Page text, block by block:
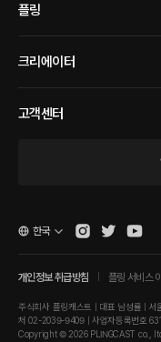
플링
크리에이터
고객센터
개인정보 취급방침 플링 서비스
주식회사 플링캐스트 | 대표 남성률 |
처 02-2039-9409 | 사업자등록번호
Copyright © 2026 PLINGCAST co.,
한국